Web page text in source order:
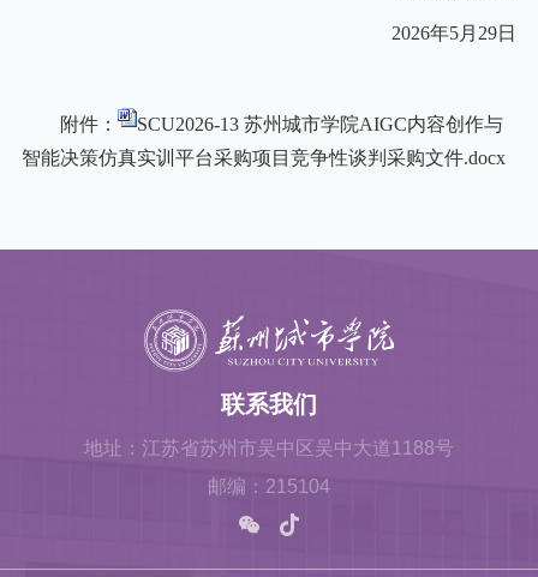
2026年5月29日
附件：
SCU2026-13 苏州城市学院AIGC内容创作与
智能决策仿真实训平台采购项目竞争性谈判采购文件.docx
联系我们
地址：江苏省苏州市吴中区吴中大道1188号
邮编：215104